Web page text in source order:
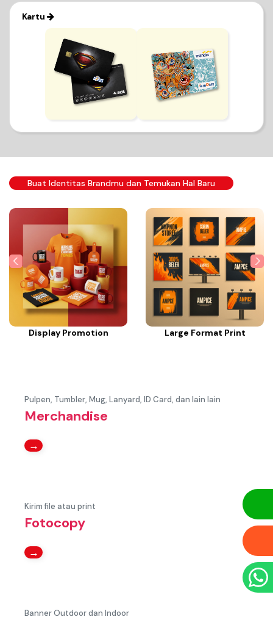
Kartu
Buat Identitas Brandmu dan Temukan Hal Baru
Display Promotion Large Format Print
Pulpen, Tumbler, Mug, Lanyard, ID Card, dan lain lain
Merchandise
→
Kirim file atau print
Fotocopy
→
Banner Outdoor dan Indoor